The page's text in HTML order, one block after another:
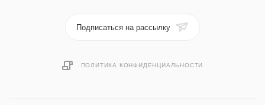
Подписаться на рассылку
ПОЛИТИКА КОНФИДЕНЦИАЛЬНОСТИ